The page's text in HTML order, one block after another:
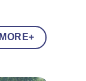
MORE+